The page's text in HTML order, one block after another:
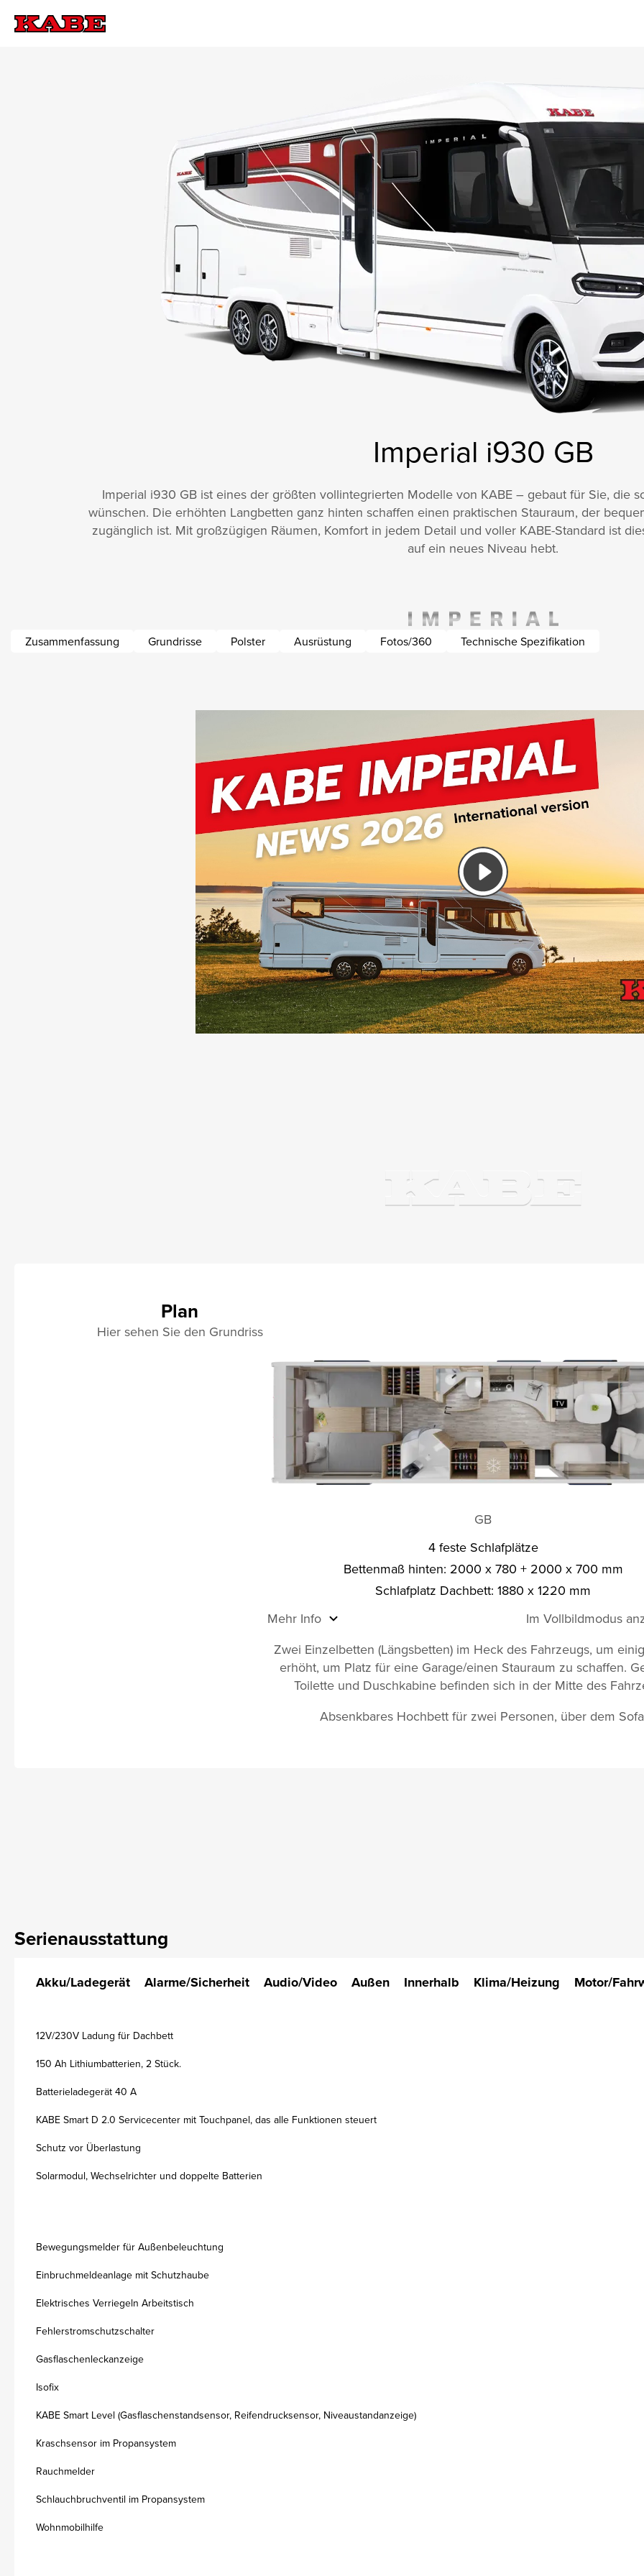
Imperial i930 GB
Imperial i930 GB ist eines der größten vollintegrierten Modelle von KABE – gebaut für Sie, die
wünschen. Die erhöhten Langbetten ganz hinten schaffen einen praktischen Stauraum, der
zugänglich ist. Mit großzügigen Räumen, Komfort in jedem Detail und voller KABE-Standard ist
auf ein neues Niveau hebt.
Zusammenfassung Grundrisse Polster Ausrüstung Fotos/360 Technische Spezifikation
Plan
Hier sehen Sie den Grundriss
GB
4 feste Schlafplätze
Bettenmaß hinten: 2000 x 780 + 2000 x 700 mm
Schlafplatz Dachbett: 1880 x 1220 mm
Mehr Info
Im Vollbildmodus
Zwei Einzelbetten (Längsbetten) im Heck des Fahrzeugs, um
erhöht, um Platz für eine Garage/einen Stauraum zu schaffen.
Toilette und Duschkabine befinden sich in der Mitte des
Absenkbares Hochbett für zwei Personen, über dem
Serienausstattung
Akku/Ladegerät Alarme/Sicherheit Audio/Video Außen Innerhalb Klima/Heizung Motor/
12V/230V Ladung für Dachbett
150 Ah Lithiumbatterien, 2 Stück.
Batterieladegerät 40 A
KABE Smart D 2.0 Servicecenter mit Touchpanel, das alle Funktionen steuert
Schutz vor Überlastung
Solarmodul, Wechselrichter und doppelte Batterien
Bewegungsmelder für Außenbeleuchtung
Einbruchmeldeanlage mit Schutzhaube
Elektrisches Verriegeln Arbeitstisch
Fehlerstromschutzschalter
Gasflaschenleckanzeige
Isofix
KABE Smart Level (Gasflaschenstandsensor, Reifendrucksensor, Niveaustandanzeige)
Kraschsensor im Propansystem
Rauchmelder
Schlauchbruchventil im Propansystem
Wohnmobilhilfe